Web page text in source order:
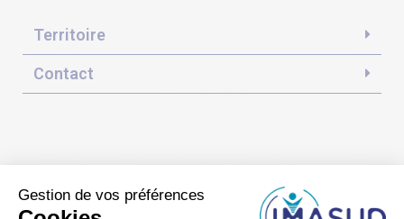
Territoire
Contact